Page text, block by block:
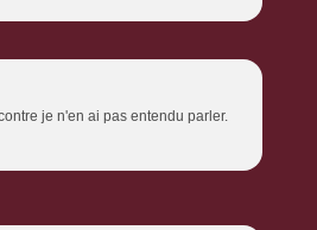
je n'en ai pas entendu parler.